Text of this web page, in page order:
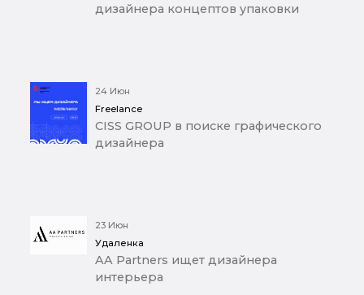
дизайнера концептов упаковки
24 Июн
Freelance
CISS GROUP в поиске графического
дизайнера
23 Июн
Удаленка
AA Partners ищет дизайнера
интерьера